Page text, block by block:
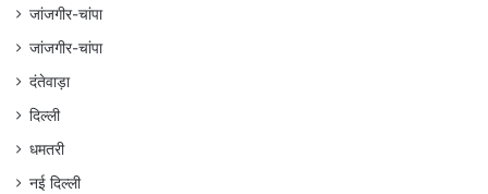
जांजगीर-चांपा
जांजगीर-चांपा
दंतेवाड़ा
दिल्ली
धमतरी
नई दिल्ली